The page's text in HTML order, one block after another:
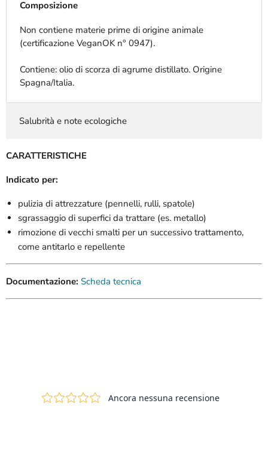
Composizione
Non contiene materie prime di origine animale
(certificazione VeganOK n° 0947).
Contiene: olio di scorza di agrume distillato. Origine
Spagna/Italia.
Salubrità e note ecologiche
CARATTERISTICHE
Indicato per:
pulizia di attrezzature (pennelli, rulli, spatole)
sgrassaggio di superfici da trattare (es. metallo)
rimozione di vecchi smalti per un successivo trattamento,
come antitarlo e repellente
Documentazione: Scheda tecnica